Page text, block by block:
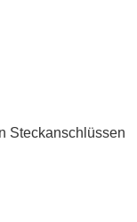
Steckanschlüssen